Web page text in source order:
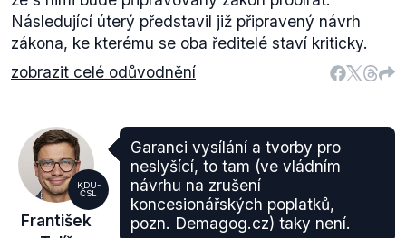
Následující úterý představil již připravený návrh
zákona, ke kterému se oba ředitelé staví kriticky.
zobrazit celé odůvodnění
KDU-
ČSL
František
Garanci vysílání a tvorby pro
neslyšící, to tam (ve vládním
návrhu na zrušení
koncesionářských poplatků,
pozn. Demagog.cz) taky není.